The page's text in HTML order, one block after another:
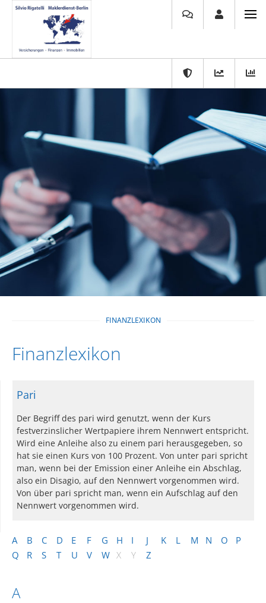
FINANZLEXIKON
Finanzlexikon
A B C D E F G H I J K L M N O
P
Q
R S T U V W X Y Z
A
Pari
Der Begriff des pari wird genutzt, wenn der Kurs
festverzinslicher Wertpapiere ihrem Nennwert entspricht.
Wird eine Anleihe also zu einem pari herausgegeben, so
hat sie einen Kurs von 100 Prozent. Von unter pari spricht
man, wenn bei der Emission einer Anleihe ein Abschlag,
also ein Disagio, auf den Nennwert vorgenommen wird.
Von über pari spricht man, wenn ein Aufschlag auf den
Nennwert vorgenommen wird.